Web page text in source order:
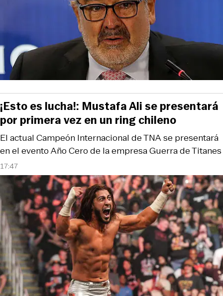
17:47
El actual Campeón Internacional de TNA se presentará
en el evento Año Cero de la empresa Guerra de Titanes
¡Esto es lucha!: Mustafa Ali se presentará
por primera vez en un ring chileno